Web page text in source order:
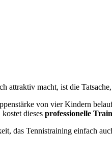
attraktiv macht, ist die
von vier Kindern
dieses professionelle
das Tennistraining einfach